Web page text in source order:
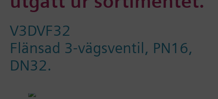
V3DVF32
Flänsad 3-vägsventil, PN16,
DN32.